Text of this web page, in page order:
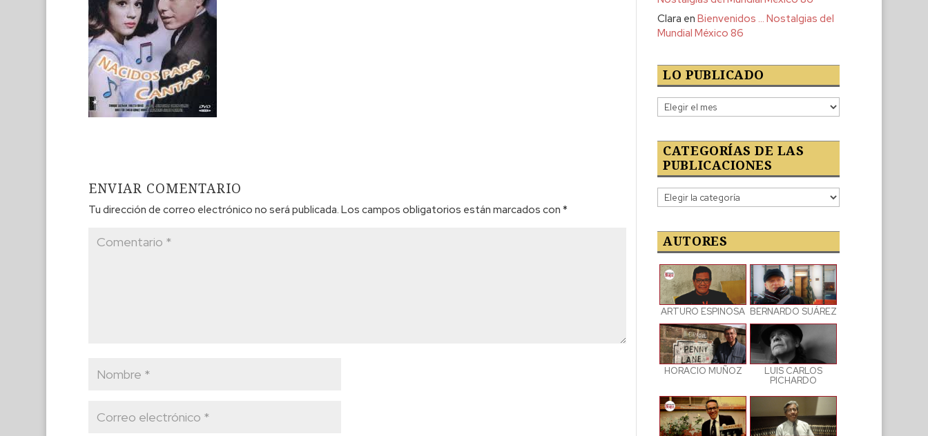
ENVIAR COMENTARIO
Tu dirección de correo electrónico no será publicada. Los campos obligatorios están marcados con *
Clara enBienvenidos … Nostalgias del
Mundial México 86
LO PUBLICADO
Lo
publicado
CATEGORÍAS DE LAS
PUBLICACIONES
Categorías
de
publicaciones
AUTORES
ARTURO ESPINOSA BERNARDO SUÁREZ
HORACIO MUÑOZ
LUIS CARLOS
PICHARDO